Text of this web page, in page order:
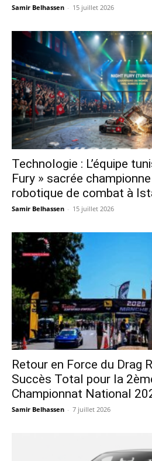
Samir Belhassen - 15 juillet 2026
Technologie : L’équipe
Fury » sacrée
robotique de combat à
Samir Belhassen - 15 juillet 2026
Retour en Force du Drag
Succès Total pour la
Championnat National
Samir Belhassen - 7 juillet 2026